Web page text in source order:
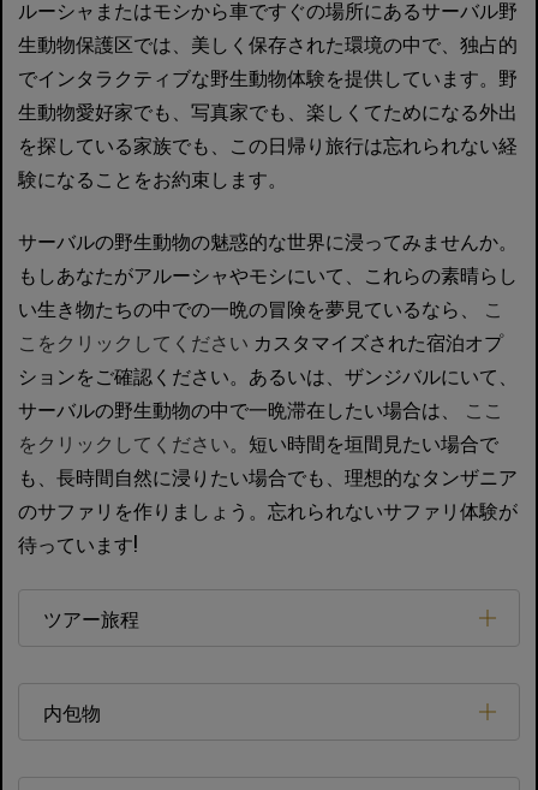
ルーシャまたはモシから車ですぐの場所にあるサーバル野
生動物保護区では、美しく保存された環境の中で、独占的
でインタラクティブな野生動物体験を提供しています。野
生動物愛好家でも、写真家でも、楽しくてためになる外出
を探している家族でも、この日帰り旅行は忘れられない経
験になることをお約束します。
サーバルの野生動物の魅惑的な世界に浸ってみませんか。
もしあなたがアルーシャやモシにいて、これらの素晴らし
い生き物たちの中での一晩の冒険を夢見ているなら、 こ
こをクリックしてください カスタマイズされた宿泊オプ
ションをご確認ください。あるいは、ザンジバルにいて、
サーバルの野生動物の中で一晩滞在したい場合は、 ここ
をクリックしてください。短い時間を垣間見たい場合で
も、長時間自然に浸りたい場合でも、理想的なタンザニア
のサファリを作りましょう。忘れられないサファリ体験が
待っています!
ツアー旅程
内包物